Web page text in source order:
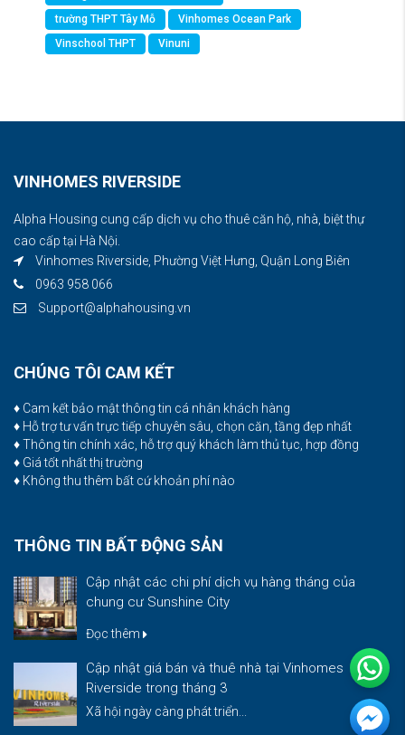
trường THPT Tây Mỗ
Vinhomes Ocean Park
Vinschool THPT
Vinuni
VINHOMES RIVERSIDE
Alpha Housing cung cấp dịch vụ cho thuê căn hộ, nhà, biệt thự
cao cấp tại Hà Nội.
Vinhomes Riverside, Phường Việt Hưng, Quận Long Biên
0963 958 066
Support@alphahousing.vn
CHÚNG TÔI CAM KẾT
♦ Cam kết bảo mật thông tin cá nhân khách hàng
♦ Hỗ trợ tư vấn trực tiếp chuyên sâu, chọn căn, tầng đẹp nhất
♦ Thông tin chính xác, hỗ trợ quý khách làm thủ tục, hợp đồng
♦ Giá tốt nhất thị trường
♦ Không thu thêm bất cứ khoản phí nào
THÔNG TIN BẤT ĐỘNG SẢN
Cập nhật các chi phí dịch vụ hàng tháng của
chung cư Sunshine City
Đọc thêm
Cập nhật giá bán và thuê nhà tại Vinhomes
Riverside trong tháng 3
Xã hội ngày càng phát triển...